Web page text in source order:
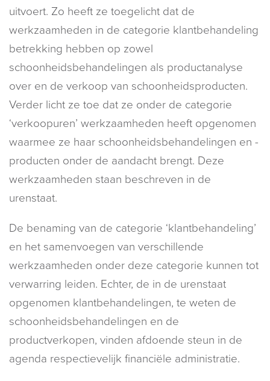
uitvoert. Zo heeft ze toegelicht dat de
werkzaamheden in de categorie klantbehandeling
betrekking hebben op zowel
schoonheidsbehandelingen als productanalyse
over en de verkoop van schoonheidsproducten.
Verder licht ze toe dat ze onder de categorie
‘verkoopuren’ werkzaamheden heeft opgenomen
waarmee ze haar schoonheidsbehandelingen en -
producten onder de aandacht brengt. Deze
werkzaamheden staan beschreven in de
urenstaat.
De benaming van de categorie ‘klantbehandeling’
en het samenvoegen van verschillende
werkzaamheden onder deze categorie kunnen tot
verwarring leiden. Echter, de in de urenstaat
opgenomen klantbehandelingen, te weten de
schoonheidsbehandelingen en de
productverkopen, vinden afdoende steun in de
agenda respectievelijk financiële administratie.